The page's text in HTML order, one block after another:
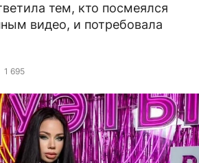
тем, кто посмеялся
видео, и потребовала
1 695